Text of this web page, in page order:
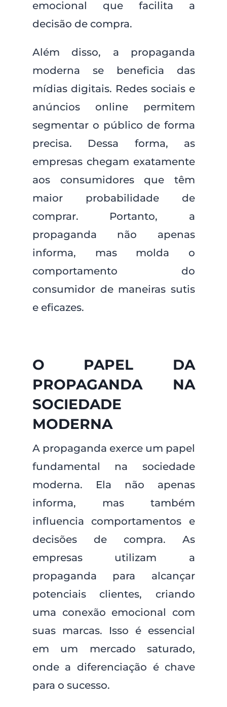
emocional que facilita a
decisão de compra.
Além disso, a propaganda
moderna se beneficia das
mídias digitais. Redes sociais e
anúncios online permitem
segmentar o público de forma
precisa. Dessa forma, as
empresas chegam exatamente
aos consumidores que têm
maior probabilidade de
comprar. Portanto, a
propaganda não apenas
informa, mas molda o
comportamento do
consumidor de maneiras sutis
e eficazes.
O PAPEL DA
PROPAGANDA NA
SOCIEDADE
MODERNA
A propaganda exerce um papel
fundamental na sociedade
moderna. Ela não apenas
informa, mas também
influencia comportamentos e
decisões de compra. As
empresas utilizam a
propaganda para alcançar
potenciais clientes, criando
uma conexão emocional com
suas marcas. Isso é essencial
em um mercado saturado,
onde a diferenciação é chave
para o sucesso.